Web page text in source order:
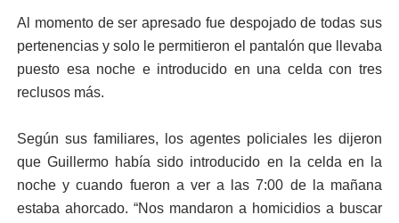
Al momento de ser apresado fue despojado de todas sus
pertenencias y solo le permitieron el pantalón que llevaba
puesto esa noche e introducido en una celda con tres
reclusos más.
Según sus familiares, los agentes policiales les dijeron
que Guillermo había sido introducido en la celda en la
noche y cuando fueron a ver a las 7:00 de la mañana
estaba ahorcado. “Nos mandaron a homicidios a buscar